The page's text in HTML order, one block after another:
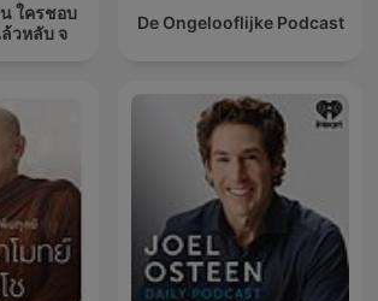
ใครชอบ
วหลับ จ
De Ongelooflijke Podcast